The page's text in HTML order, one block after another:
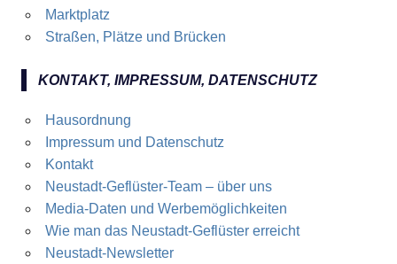
Marktplatz
Straßen, Plätze und Brücken
KONTAKT, IMPRESSUM, DATENSCHUTZ
Hausordnung
Impressum und Datenschutz
Kontakt
Neustadt-Geflüster-Team – über uns
Media-Daten und Werbemöglichkeiten
Wie man das Neustadt-Geflüster erreicht
Neustadt-Newsletter